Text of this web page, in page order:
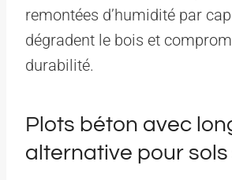
remontées d’humidité par
dégradent le bois et
durabilité.
Plots béton avec
alternative pour